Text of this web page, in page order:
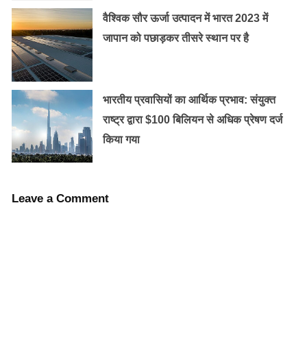
वैश्विक सौर ऊर्जा उत्पादन में भारत 2023 में
जापान को पछाड़कर तीसरे स्थान पर है
भारतीय प्रवासियों का आर्थिक प्रभाव: संयुक्त
राष्ट्र द्वारा $100 बिलियन से अधिक प्रेषण दर्ज
किया गया
Leave a Comment